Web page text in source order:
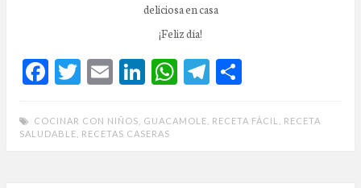
deliciosa en casa
¡Feliz día!
F
ac
e
T
w
itt
E
m
ai
Li
n
ke
W
h
at
T
el
e
o
m
COCINAR CON NIÑOS GUACAMOLE RECETA FÁCIL
RECETA
SALUDABLE
RECETAS CASERAS